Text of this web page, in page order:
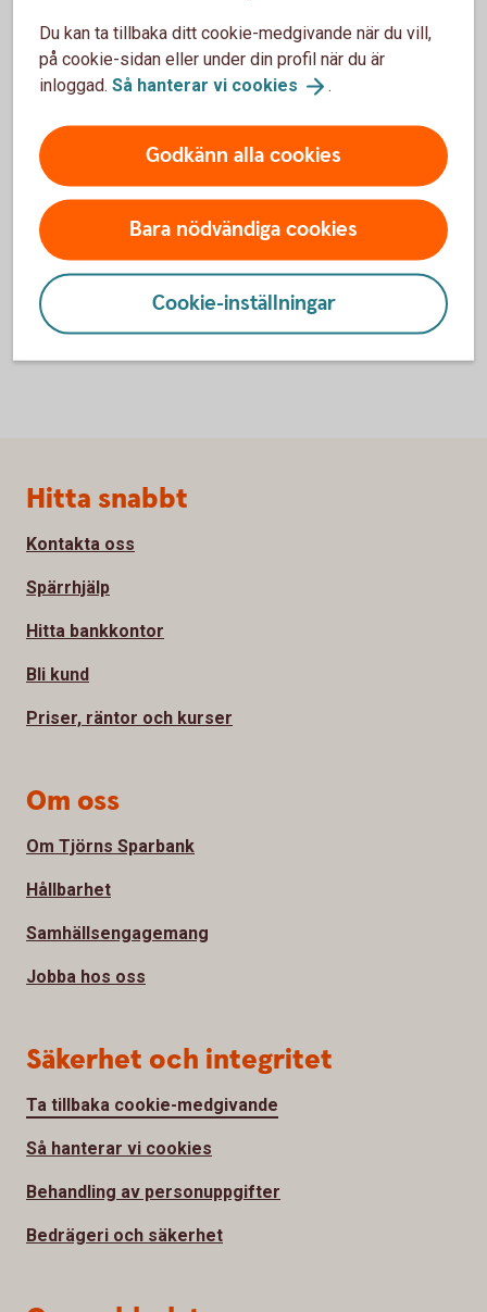
Morgonkommentar Räntor ochValutor
Månadsbrev
Konjunkturrapport
Mer information
Stockholmsbörsen
Du kan ta tillbaka ditt cookie-medgivande när du vill,
på cookie-sidan eller under din profil när du är
inloggad. Så hanterar vi cookies .
Godkänn alla cookies
Bara nödvändiga cookies
Cookie-inställningar
Sidfot
Hitta snabbt
Kontakta oss
Spärrhjälp
Hitta bankkontor
Bli kund
Priser, räntor och kurser
Om oss
Om Tjörns Sparbank
Hållbarhet
Samhällsengagemang
Jobba hos oss
Säkerhet och integritet
Ta tillbaka cookie-medgivande
Så hanterar vi cookies
Behandling av personuppgifter
Bedrägeri och säkerhet